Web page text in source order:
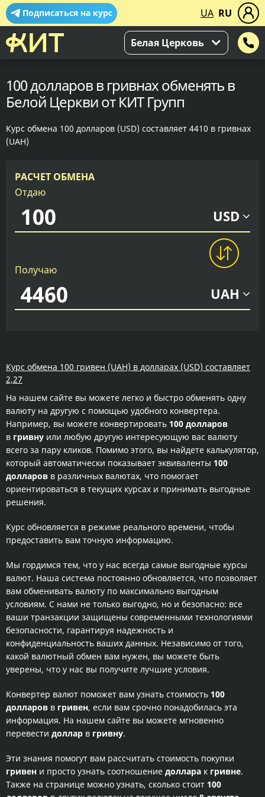
Подписаться на курс UA RU
Белая Церковь
100 долларов в гривнах обменять в
Белой Церкви от КИТ Групп
Курс обмена 100 долларов (USD) составляет 4410 в гривнах
(UAH)
РАСЧЕТ ОБМЕНА
Отдаю
USD
Получаю
UAH
Курс обмена 100 гривен (UAH) в долларах (USD) составляет
2,27
На нашем сайте вы можете легко и быстро обменять одну
валюту на другую с помощью удобного конвертера.
Например, вы можете конвертировать 100 долларов
в гривну или любую другую интересующую вас валюту
всего за пару кликов. Помимо этого, вы найдете калькулятор,
который автоматически показывает эквиваленты 100
долларов в различных валютах, что помогает
ориентироваться в текущих курсах и принимать выгодные
решения.
Курс обновляется в режиме реального времени, чтобы
предоставить вам точную информацию.
Мы гордимся тем, что у нас всегда самые выгодные курсы
валют. Наша система постоянно обновляется, что позволяет
вам обменивать валюту по максимально выгодным
условиям. С нами не только выгодно, но и безопасно: все
ваши транзакции защищены современными технологиями
безопасности, гарантируя надежность и
конфиденциальность ваших данных. Независимо от того,
какой валютный обмен вам нужен, вы можете быть
уверены, что у нас вы получите лучшие условия.
Конвертер валют поможет вам узнать стоимость 100
долларов в гривен, если вам срочно понадобилась эта
информация. На нашем сайте вы можете мгновенно
перевести доллар в гривну.
Эти знания помогут вам рассчитать стоимость покупки
гривен и просто узнать соотношение доллара к гривне.
Также на странице можно узнать, сколько стоит 100